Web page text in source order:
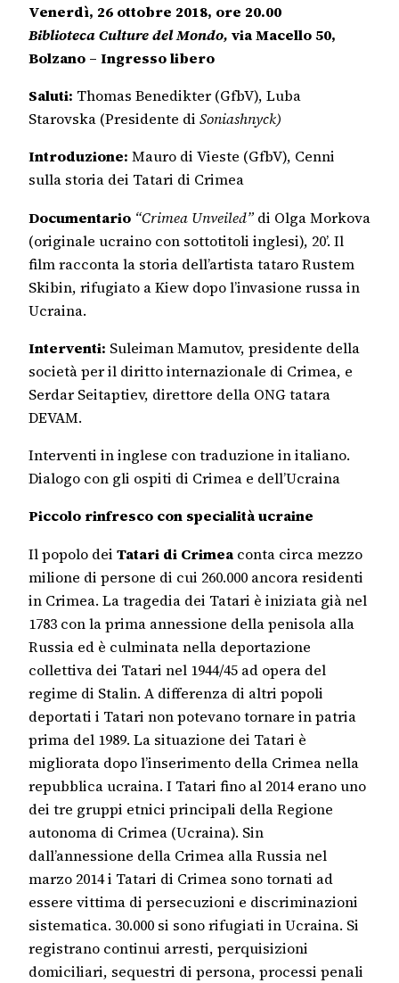
Venerdì, 26 ottobre 2018, ore 20.00
Biblioteca Culture del Mondo, via Macello 50,
Bolzano – Ingresso libero
Saluti: Thomas Benedikter (GfbV), Luba
Starovska (Presidente di Soniashnyck)
Introduzione: Mauro di Vieste (GfbV), Cenni
sulla storia dei Tatari di Crimea
Documentario “Crimea Unveiled” di Olga Morkova
(originale ucraino con sottotitoli inglesi), 20’. Il
film racconta la storia dell’artista tataro Rustem
Skibin, rifugiato a Kiew dopo l’invasione russa in
Ucraina.
Interventi: Suleiman Mamutov, presidente della
società per il diritto internazionale di Crimea, e
Serdar Seitaptiev, direttore della ONG tatara
DEVAM.
Interventi in inglese con traduzione in italiano.
Dialogo con gli ospiti di Crimea e dell’Ucraina
Piccolo rinfresco con specialità ucraine
Il popolo dei Tatari di Crimea conta circa mezzo
milione di persone di cui 260.000 ancora residenti
in Crimea. La tragedia dei Tatari è iniziata già nel
1783 con la prima annessione della penisola alla
Russia ed è culminata nella deportazione
collettiva dei Tatari nel 1944/45 ad opera del
regime di Stalin. A differenza di altri popoli
deportati i Tatari non potevano tornare in patria
prima del 1989. La situazione dei Tatari è
migliorata dopo l’inserimento della Crimea nella
repubblica ucraina. I Tatari fino al 2014 erano uno
dei tre gruppi etnici principali della Regione
autonoma di Crimea (Ucraina). Sin
dall’annessione della Crimea alla Russia nel
marzo 2014 i Tatari di Crimea sono tornati ad
essere vittima di persecuzioni e discriminazioni
sistematica. 30.000 si sono rifugiati in Ucraina. Si
registrano continui arresti, perquisizioni
domiciliari, sequestri di persona, processi penali